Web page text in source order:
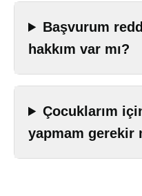
Başvurum
hakkım var mı?
Çocuklarım
yapmam gerekir